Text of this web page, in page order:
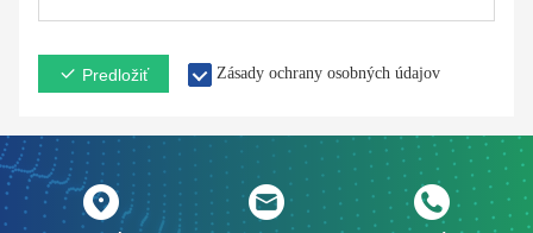
Predložiť Zásady ochrany osobných údajov